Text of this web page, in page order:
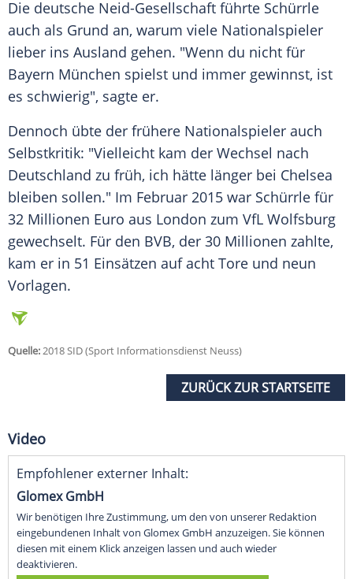
Die deutsche Neid-Gesellschaft führte Schürrle
auch als Grund an, warum viele Nationalspieler
lieber ins Ausland gehen. "Wenn du nicht für
Bayern München spielst und immer gewinnst, ist
es schwierig", sagte er.
Dennoch übte der frühere Nationalspieler auch
Selbstkritik: "Vielleicht kam der Wechsel nach
Deutschland zu früh, ich hätte länger bei Chelsea
bleiben sollen." Im Februar 2015 war Schürrle für
32 Millionen Euro aus London zum VfL Wolfsburg
gewechselt. Für den BVB, der 30 Millionen zahlte,
kam er in 51 Einsätzen auf acht Tore und neun
Vorlagen.
Quelle:2018 SID (Sport Informationsdienst Neuss)
ZURÜCK ZUR STARTSEITE
Video
Empfohlener externer Inhalt:
Glomex GmbH
Wir benötigen Ihre Zustimmung, um den von unserer Redaktion
eingebundenen Inhalt von Glomex GmbH anzuzeigen. Sie können
diesen mit einem Klick anzeigen lassen und auch wieder
deaktivieren.